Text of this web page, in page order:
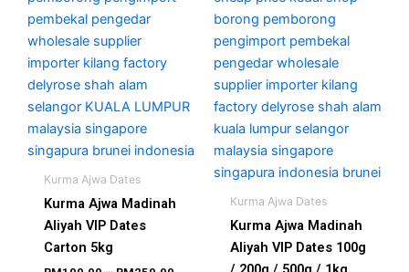
Kurma Ajwa Dates
Kurma Ajwa Madinah
Aliyah VIP Dates
Carton 5kg
chosen
the
product
page
Kurma Ajwa Dates
Kurma Ajwa Madinah
Aliyah VIP Dates 100g
the